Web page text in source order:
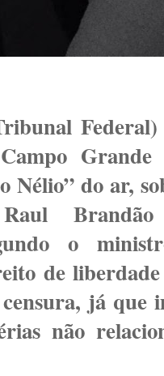
Federal)
Nélio” do ar,
o
de
já que
não